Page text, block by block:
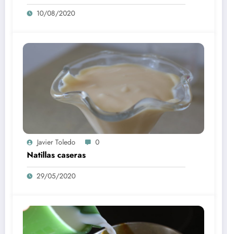
10/08/2020
Javier Toledo 0
Natillas caseras
29/05/2020